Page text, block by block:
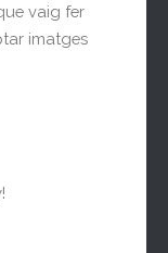
vaig fer
imatges